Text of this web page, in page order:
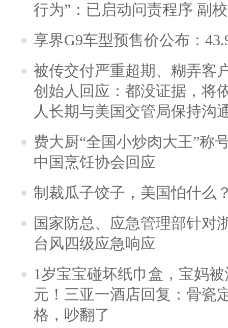
行为”：已启动问责程序 副
享界G9车型预售价公布：
被传交付严重超期、糊弄客
创始人回应：都没证据，将
人长期与美国交管局保持沟
费大厨“全国小炒肉大王”称
中国烹饪协会回应
制裁瓜子饺子，美国怕什么
国家防总、应急管理部针对
台风四级应急响应
1岁宝宝碰坏纸巾盒，宝妈
元！三亚一酒店回复：骨瓷
格，吵翻了